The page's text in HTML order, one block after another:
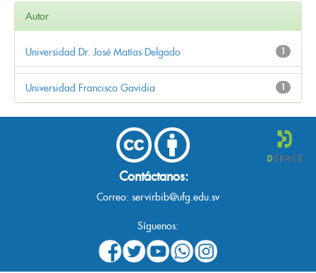
Autor
1
Universidad Dr. José Matías Delgado
1
Universidad Francisco Gavidia
Contáctanos:
Correo: servirbib@ufg.edu.sv
Síguenos: